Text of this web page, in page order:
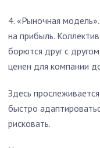
4. «Рыночная
на прибыль.
борются друг с
ценен для компании
Здесь
быстро
рисковать.